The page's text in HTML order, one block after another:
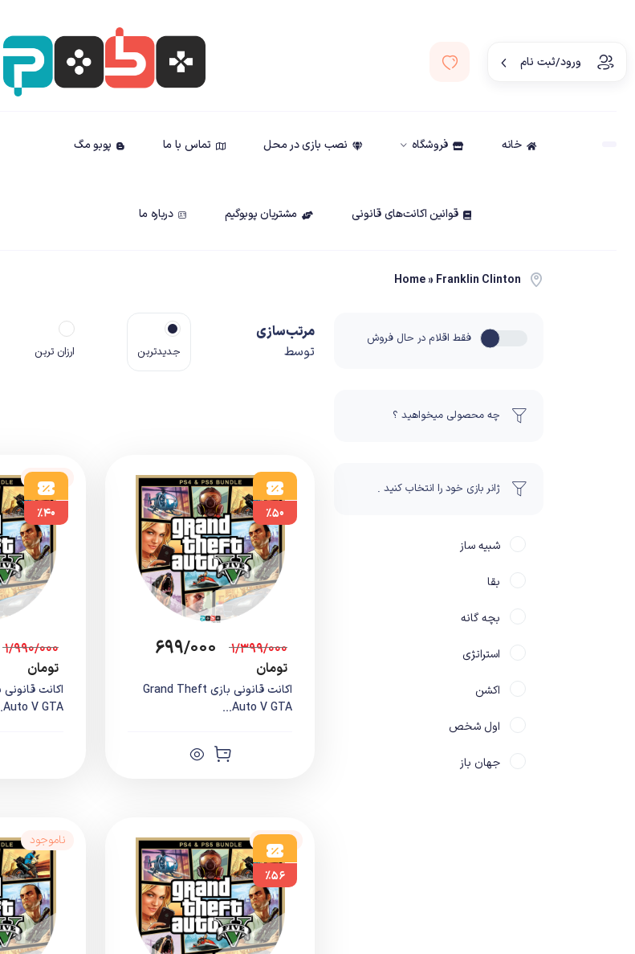
ورود/ثبت نام
خانه فروشگاه نصب بازی در محل تماس با ما پوبو مگ
قوانین اکانت‌های قانونی مشتریان پوبوگیم درباره ما
Home» Franklin Clinton
فقط اقلام در حال فروش
چه محصولی میخواهید ؟
ژانر بازی خود را انتخاب کنید .
شبیه ساز
بقا
بچه گانه
استراتژی
اکشن
اول شخص
جهان باز
مرتب‌سازی
توسط
جدیدترین ارزان ترین
%۵۰
۱/۳۹۹/۰۰۰ ۶۹۹/۰۰۰
تومان
اکانت قانونی بازی Grand Theft
Auto V GTA...
ناموجود
%۴۰
۱/۹۹۰/۰۰۰
تومان
Auto V GTA...
ناموجود
%۵۶
ناموجود